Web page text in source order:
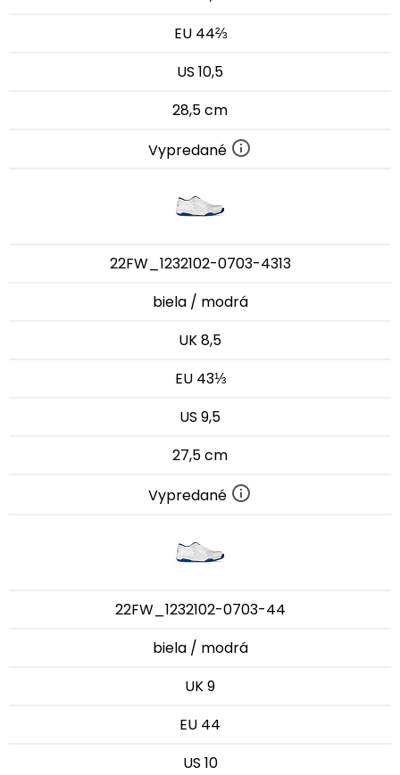
EU 44⅔
US 10,5
28,5 cm
Vypredané
22FW_1232102-0703-4313
biela / modrá
UK 8,5
EU 43⅓
US 9,5
27,5 cm
Vypredané
22FW_1232102-0703-44
biela / modrá
UK 9
EU 44
US 10